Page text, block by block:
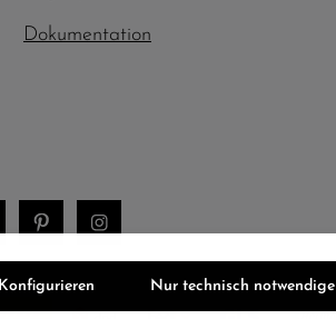
Dokumentation
Nur technisch notwendige
Konfigurieren